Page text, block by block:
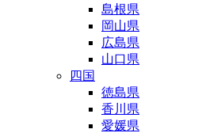
島根県
岡山県
広島県
山口県
四国
徳島県
香川県
愛媛県